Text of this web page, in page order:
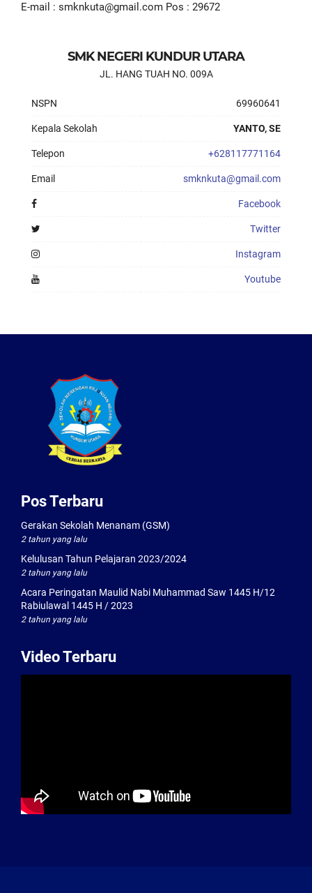
E-mail : smknkuta@gmail.com Pos : 29672
SMK NEGERI KUNDUR UTARA
JL. HANG TUAH NO. 009A
NSPN 69960641
Kepala Sekolah YANTO, SE
Telepon +628117771164
Email smknkuta@gmail.com
Facebook
Twitter
Instagram
Youtube
Pos Terbaru
Gerakan Sekolah Menanam (GSM)
2 tahun yang lalu
Kelulusan Tahun Pelajaran 2023/2024
2 tahun yang lalu
Acara Peringatan Maulid Nabi Muhammad Saw 1445 H/12
Rabiulawal 1445 H / 2023
2 tahun yang lalu
Video Terbaru